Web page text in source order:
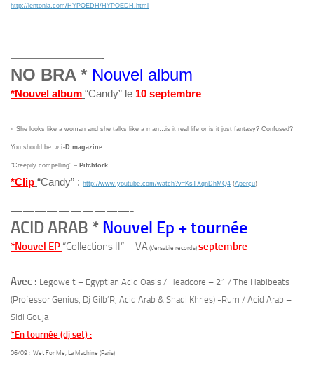
http://lentonia.com/HYPOEDH/HYPOEDH.html
——————————-
NO BRA * Nouvel album
*Nouvel album “Candy” le 10 septembre
« She looks like a woman and she talks like a man…is it real life or is it just fantasy? Confused?
You should be. » i-D magazine
“Creepily compelling” – Pitchfork
*Clip “Candy” : http://www.youtube.com/watch?v=KsTXqnDhMQ4 (Aperçu)
——————————-
ACID ARAB * Nouvel Ep + tournée
*Nouvel EP “Collections II” – VA (Versatile records) septembre
Avec : Legowelt – Egyptian Acid Oasis / Headcore – 21 / The Habibeats
(Professor Genius, Dj Gilb’R, Acid Arab & Shadi Khries) -Rum / Acid Arab –
Sidi Gouja
*En tournée (dj set) :
06/09 : Wet For Me, La Machine (Paris)